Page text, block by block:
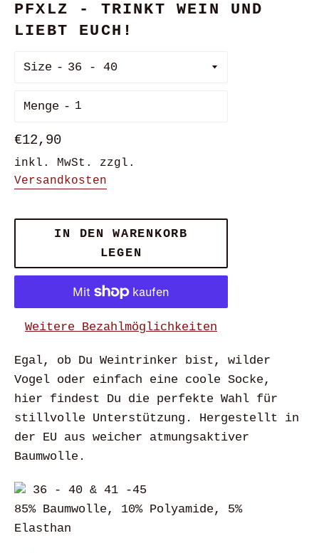
PFXLZ - TRINKT WEIN UND
LIEBT EUCH!
Size
Menge
Normaler
Preis
€12,90
inkl. MwSt. zzgl.
Versandkosten
IN DEN WARENKORB
LEGEN
Weitere Bezahlmöglichkeiten
Egal, ob Du Weintrinker bist, wilder
Vogel oder einfach eine coole Socke,
hier findest Du die perfekte Wahl für
stillvolle Unterstützung. Hergestellt in
der EU aus weicher atmungsaktiver
Baumwolle.
36 - 40 & 41 -45
85% Baumwolle, 10% Polyamide, 5%
Elasthan